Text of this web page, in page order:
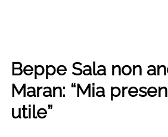
Beppe Sala non
Maran: “Mia
utile”